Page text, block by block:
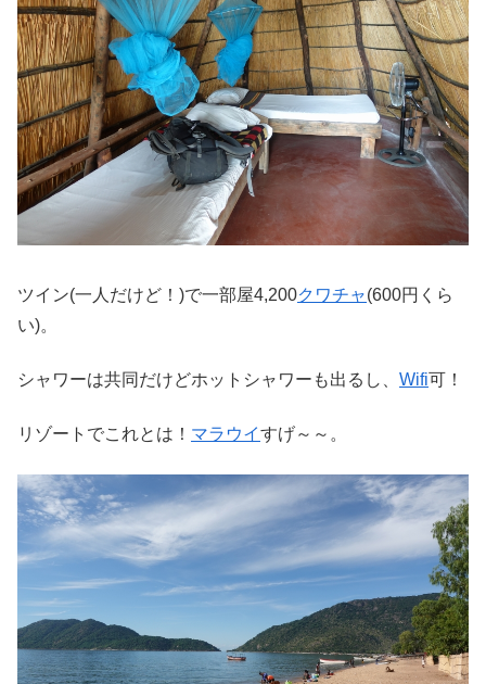
ツイン(一人だけど！)で一部屋4,200クワチャ(600円くら
い)。
シャワーは共同だけどホットシャワーも出るし、 Wifi可！
リゾートでこれとは！ マラウイすげ～～。